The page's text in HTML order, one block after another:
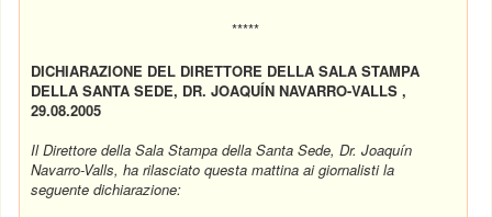
*****
DICHIARAZIONE DEL DIRETTORE DELLA SALA STAMPA
DELLA SANTA SEDE, DR. JOAQUÍN NAVARRO-VALLS ,
29.08.2005
Il Direttore della Sala Stampa della Santa Sede, Dr. Joaquín
Navarro-Valls, ha rilasciato questa mattina ai giornalisti la
seguente dichiarazione: